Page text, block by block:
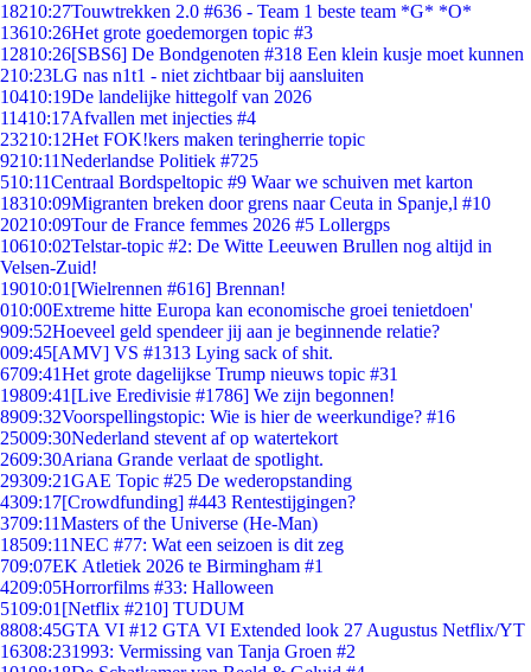
18210:27Touwtrekken 2.0 #636 - Team 1 beste team *G* *O*
13610:26Het grote goedemorgen topic #3
12810:26[SBS6] De Bondgenoten #318 Een klein kusje moet kunnen
210:23LG nas n1t1 - niet zichtbaar bij aansluiten
10410:19De landelijke hittegolf van 2026
11410:17Afvallen met injecties #4
23210:12Het FOK!kers maken teringherrie topic
9210:11Nederlandse Politiek #725
510:11Centraal Bordspeltopic #9 Waar we schuiven met karton
18310:09Migranten breken door grens naar Ceuta in Spanje,l #10
20210:09Tour de France femmes 2026 #5 Lollergps
10610:02Telstar-topic #2: De Witte Leeuwen Brullen nog altijd in
Velsen-Zuid!
19010:01 [Wielrennen #616] Brennan!
010:00Extreme hitte Europa kan economische groei tenietdoen'
909:52Hoeveel geld spendeer jij aan je beginnende relatie?
009:45[AMV] VS #1313 Lying sack of shit.
6709:41Het grote dagelijkse Trump nieuws topic #31
19809:41 [Live Eredivisie #1786] We zijn begonnen!
8909:32Voorspellingstopic: Wie is hier de weerkundige? #16
25009:30Nederland stevent af op watertekort
2609:30Ariana Grande verlaat de spotlight.
29309:21GAE Topic #25 De wederopstanding
4309:17[Crowdfunding] #443 Rentestijgingen?
3709:11Masters of the Universe (He-Man)
18509:11NEC #77: Wat een seizoen is dit zeg
709:07EK Atletiek 2026 te Birmingham #1
4209:05Horrorfilms #33: Halloween
5109:01 [Netflix #210] TUDUM
8808:45GTA VI #12 GTA VI Extended look 27 Augustus Netflix/YT
16308:231993: Vermissing van Tanja Groen #2